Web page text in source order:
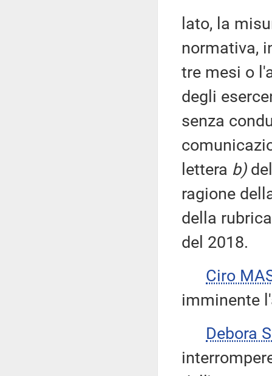
lato, la
normativa,
tre mesi o
degli
senza
lettera b)
ragione
della
del 2018.
Ciro
imminente
Debora